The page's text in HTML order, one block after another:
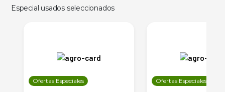
Especial usados seleccionados
Ofertas Especiales Ofertas Especiales